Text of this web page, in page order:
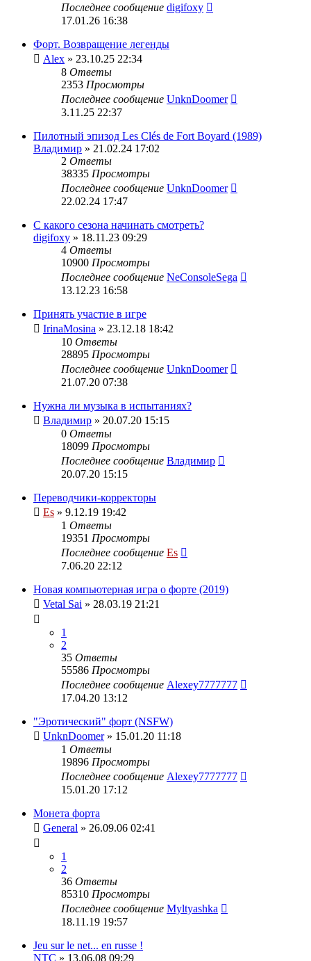
Последнее сообщение digifoxy
17.01.26 16:38
Форт. Возвращение легенды
Alex » 23.10.25 22:34
8 Ответы
2353 Просмотры
Последнее сообщение UnknDoomer
3.11.25 22:37
Пилотный эпизод Les Clés de Fort Boyard (1989)
Владимир » 21.02.24 17:02
2 Ответы
38335 Просмотры
Последнее сообщение UnknDoomer
22.02.24 17:47
С какого сезона начинать смотреть?
digifoxy » 18.11.23 09:29
4 Ответы
10900 Просмотры
Последнее сообщение NeConsoleSega
13.12.23 16:58
Принять участие в игре
IrinaMosina » 23.12.18 18:42
10 Ответы
28895 Просмотры
Последнее сообщение UnknDoomer
21.07.20 07:38
Нужна ли музыка в испытаниях?
Владимир » 20.07.20 15:15
0 Ответы
18099 Просмотры
Последнее сообщение Владимир
20.07.20 15:15
Переводчики-корректоры
Es » 9.12.19 19:42
1 Ответы
19351 Просмотры
Последнее сообщение Es
7.06.20 22:12
Новая компьютерная игра о форте (2019)
Vetal Sai » 28.03.19 21:21
1
2
35 Ответы
55586 Просмотры
Последнее сообщение Alexey7777777
17.04.20 13:12
"Эротический" форт (NSFW)
UnknDoomer» 15.01.20 11:18
1 Ответы
19896 Просмотры
Последнее сообщение Alexey7777777
15.01.20 17:12
Монета форта
General » 26.09.06 02:41
1
2
36 Ответы
85310 Просмотры
Последнее сообщение Myltyashka
18.11.19 19:57
Jeu sur le net... en russe !
NTC » 13.06.08 09:29